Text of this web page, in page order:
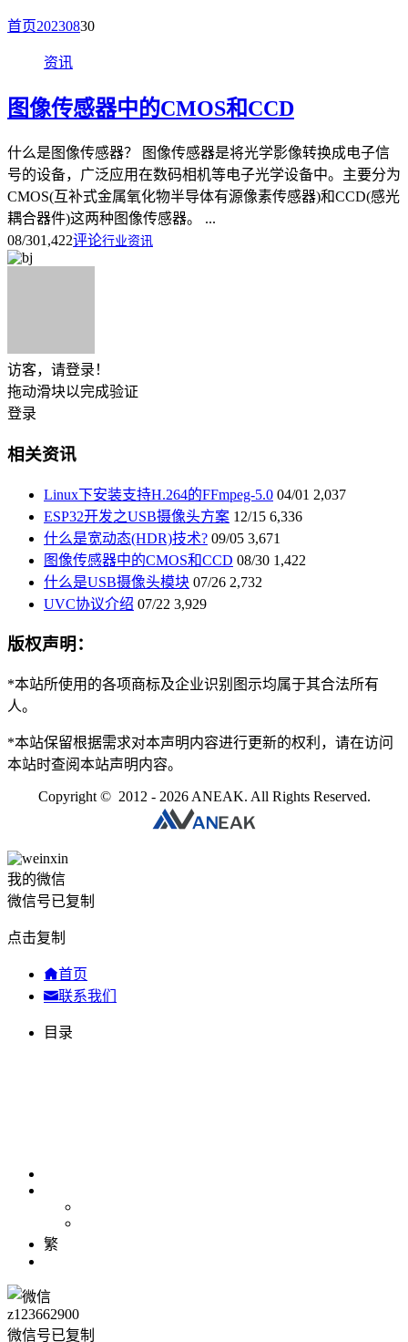
首页20230830
资讯
图像传感器中的CMOS和CCD
什么是图像传感器？ 图像传感器是将光学影像转换成电子信
号的设备，广泛应用在数码相机等电子光学设备中。主要分为
CMOS(互补式金属氧化物半导体有源像素传感器)和CCD(感光
耦合器件)这两种图像传感器。 ...
08/301,422评论行业资讯
访客，请登录！
拖动滑块以完成验证
登录
相关资讯
Linux下安装支持H.264的FFmpeg-5.0 04/01 2,037
ESP32开发之USB摄像头方案 12/15 6,336
什么是宽动态(HDR)技术? 09/05 3,671
图像传感器中的CMOS和CCD 08/30 1,422
什么是USB摄像头模块 07/26 2,732
UVC协议介绍 07/22 3,929
版权声明：
*本站所使用的各项商标及企业识别图示均属于其合法所有
人。
*本站保留根据需求对本声明内容进行更新的权利，请在访问
本站时查阅本站声明内容。
Copyright © 2012 - 2026 ANEAK. All Rights Reserved.
我的微信
微信号已复制
点击复制
首页
联系我们
目录
繁
z123662900
微信号已复制